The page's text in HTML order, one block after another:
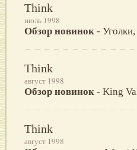
Think
июль 1998
Обзор новинок -
Think
август 1998
Обзор новинок - King
Think
август 1998